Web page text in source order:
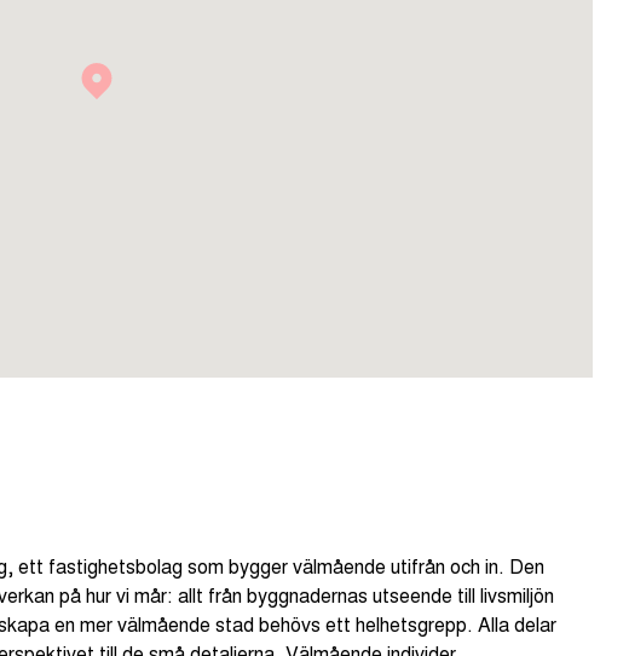
ett fastighetsbolag som bygger välmående utifrån och in. Den
på hur vi mår: allt från byggnadernas utseende till livsmiljön
en mer välmående stad behövs ett helhetsgrepp. Alla delar